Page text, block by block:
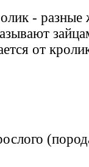
- разные
от